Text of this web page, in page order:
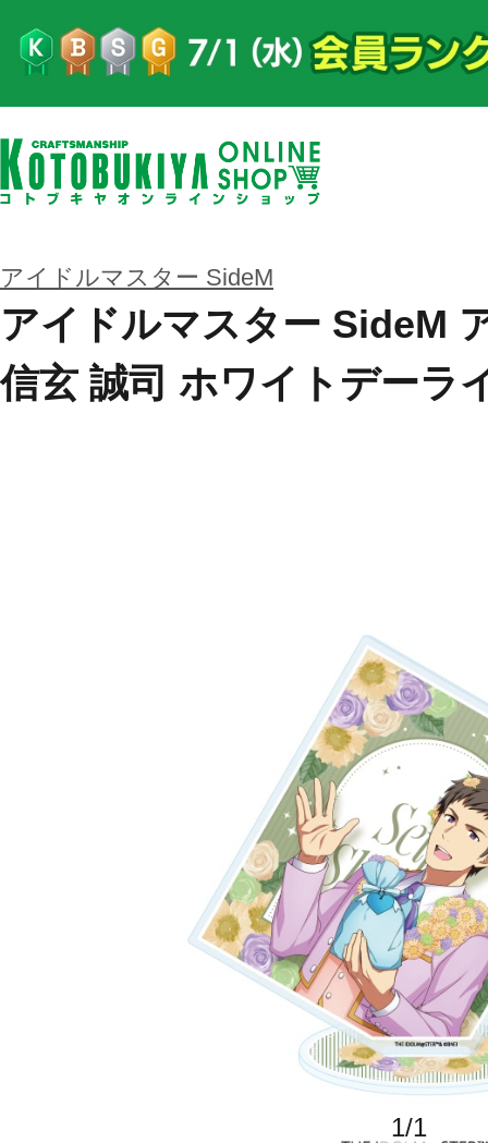
アイドルマスター SideM
アイドルマスター SideM
信玄 誠司 ホワイトデーラ
1/1